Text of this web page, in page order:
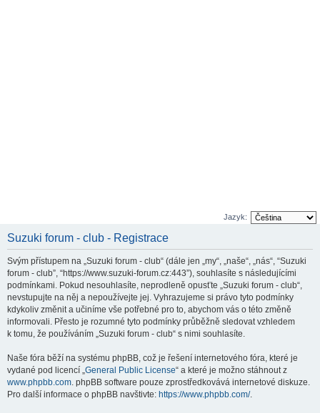
Jazyk:
Suzuki forum - club - Registrace
Svým přístupem na „Suzuki forum - club“ (dále jen „my“, „naše“, „nás“, “Suzuki
forum - club”, “https://www.suzuki-forum.cz:443”), souhlasíte s následujícími
podmínkami. Pokud nesouhlasíte, neprodleně opusťte „Suzuki forum - club“,
nevstupujte na něj a nepoužívejte jej. Vyhrazujeme si právo tyto podmínky
kdykoliv změnit a učiníme vše potřebné pro to, abychom vás o této změně
informovali. Přesto je rozumné tyto podmínky průběžně sledovat vzhledem
k tomu, že používáním „Suzuki forum - club“ s nimi souhlasíte.
Naše fóra běží na systému phpBB, což je řešení internetového fóra, které je
vydané pod licencí „General Public License“ a které je možno stáhnout z
www.phpbb.com. phpBB software pouze zprostředkovává internetové diskuze.
Pro další informace o phpBB navštivte: https://www.phpbb.com/.